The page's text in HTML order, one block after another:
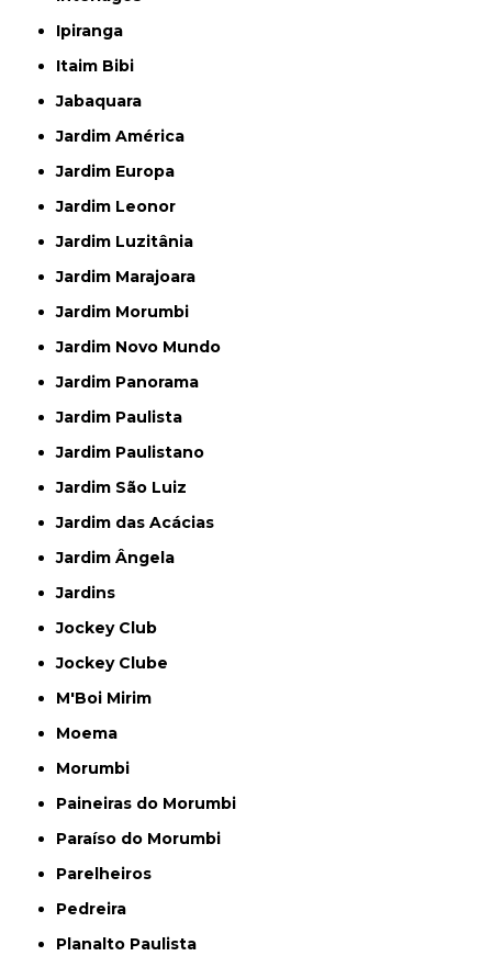
Ipiranga
Itaim Bibi
Jabaquara
Jardim América
Jardim Europa
Jardim Leonor
Jardim Luzitânia
Jardim Marajoara
Jardim Morumbi
Jardim Novo Mundo
Jardim Panorama
Jardim Paulista
Jardim Paulistano
Jardim São Luiz
Jardim das Acácias
Jardim Ângela
Jardins
Jockey Club
Jockey Clube
M'Boi Mirim
Moema
Morumbi
Paineiras do Morumbi
Paraíso do Morumbi
Parelheiros
Pedreira
Planalto Paulista